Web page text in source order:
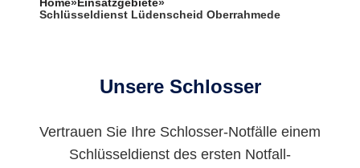
Home» Einsatzgebiete»
Schlüsseldienst Lüdenscheid Oberrahmede
Unsere Schlosser
Vertrauen Sie Ihre Schlosser-Notfälle einem
Schlüsseldienst des ersten Notfall-